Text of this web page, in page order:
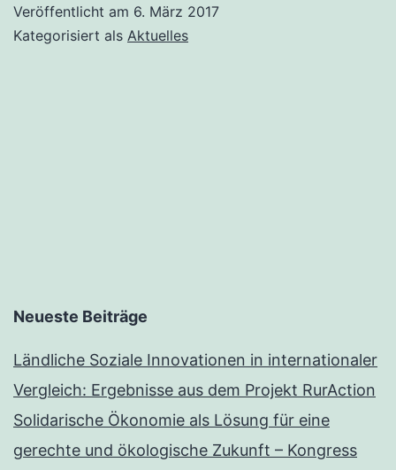
Veröffentlicht am 6. März 2017
Kategorisiert als Aktuelles
Neueste Beiträge
Ländliche Soziale Innovationen in internationaler
Vergleich: Ergebnisse aus dem Projekt RurAction
Solidarische Ökonomie als Lösung für eine
gerechte und ökologische Zukunft – Kongress